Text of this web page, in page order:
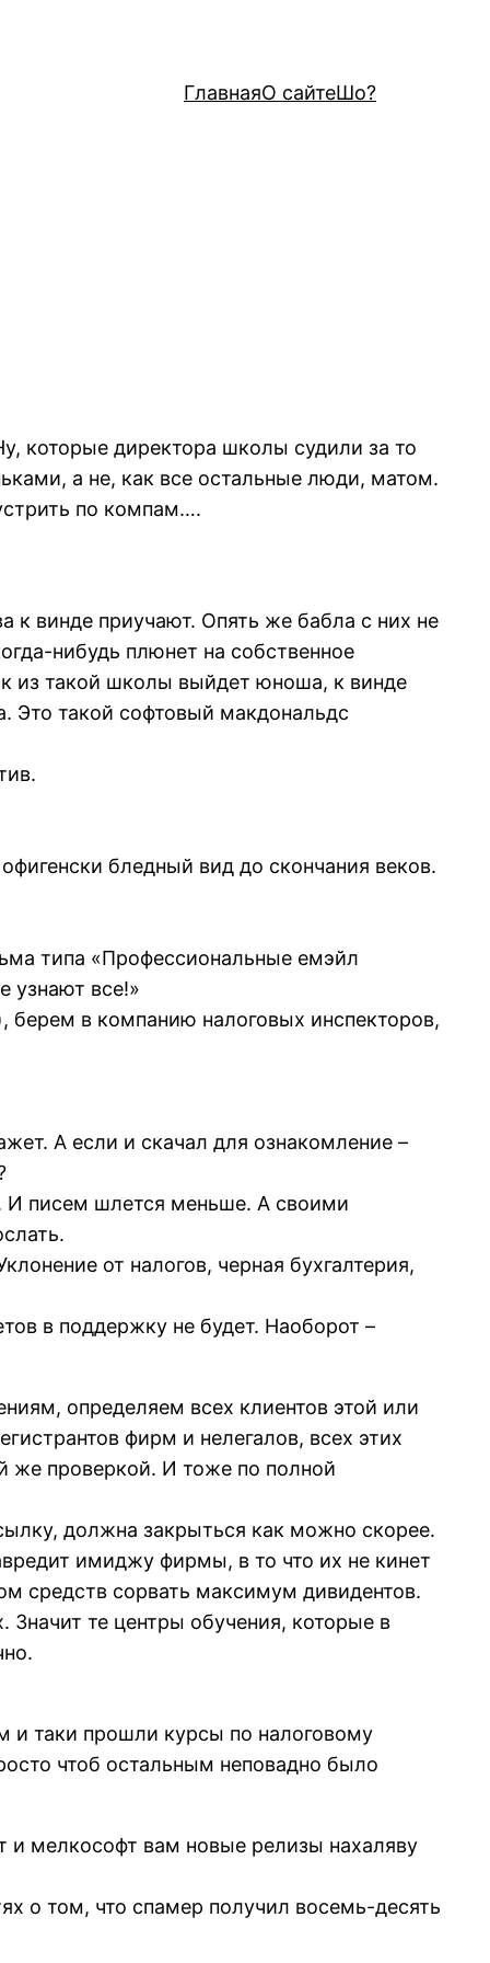
ГлавнаяО сайтеШо?
которые директора школы судили за то
а не, как все остальные люди, матом.
по компам….
к винде приучают. Опять же бабла с них не
нибудь плюнет на собственное
из такой школы выйдет юноша, к винде
Это такой софтовый макдональдс
бледный вид до скончания веков.
типа «Профессиональные емэйл
узнают все!»
берем в компанию налоговых инспекторов,
А если и скачал для ознакомление –
И писем шлется меньше. А своими
от налогов, черная бухгалтерия,
в поддержку не будет. Наоборот –
определяем всех клиентов этой или
фирм и нелегалов, всех этих
же проверкой. И тоже по полной
должна закрыться как можно скорее.
имиджу фирмы, в то что их не кинет
сорвать максимум дивидентов.
те центры обучения, которые в
и таки прошли курсы по налоговому
чтоб остальным неповадно было
и мелкософт вам новые релизы нахаляву
о том, что спамер получил восемь-десять